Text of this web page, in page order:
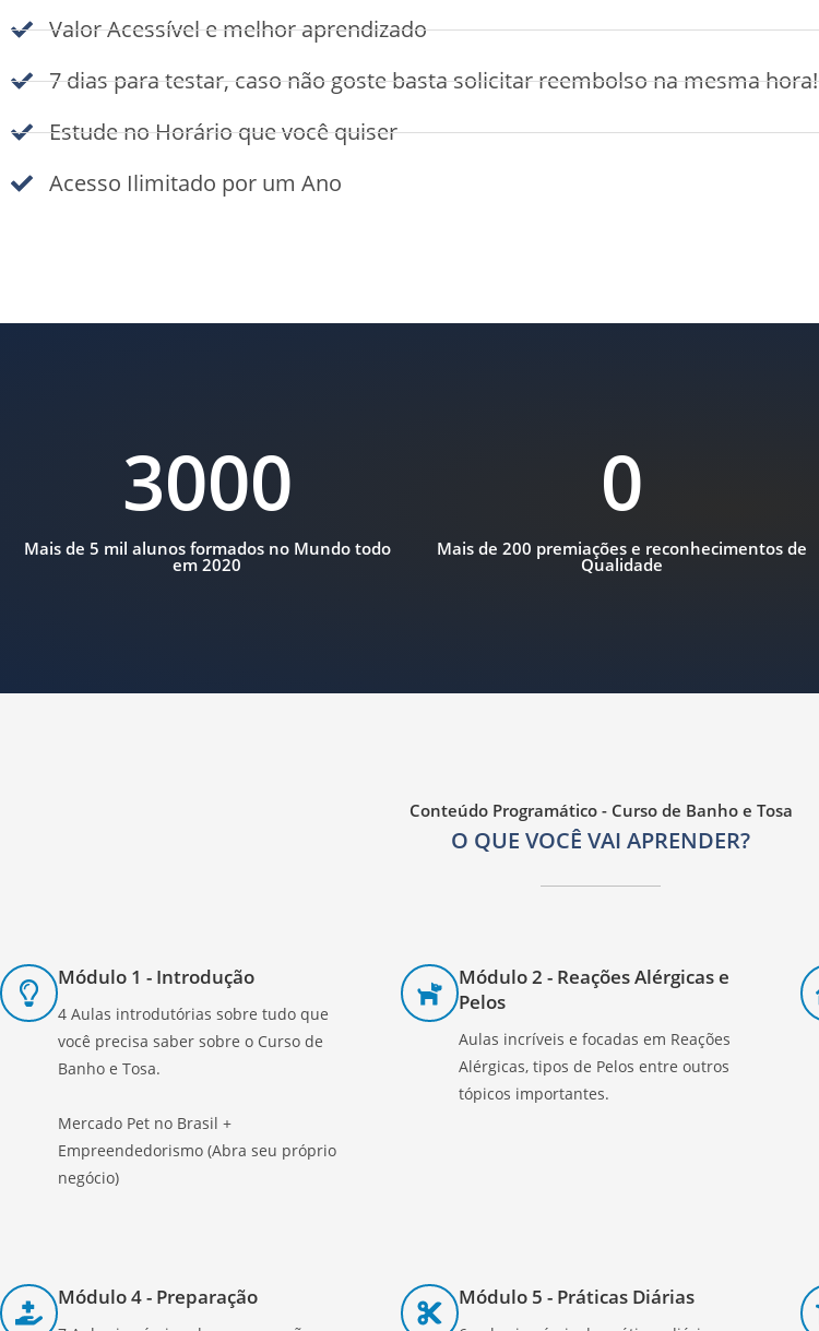
Valor Acessível e melhor aprendizado
7 dias para testar, caso não goste basta solicitar reembolso na mesma hora!
Estude no Horário que você quiser
Acesso Ilimitado por um Ano
3000
Mais de 5 mil alunos formados no Mundo todo
em 2020
0
Mais de 200 premiações e reconhecimentos de
Qualidade
Conteúdo Programático - Curso de Banho e Tosa
O QUE VOCÊ VAI APRENDER?
Módulo 1 - Introdução
4 Aulas introdutórias sobre tudo que
você precisa saber sobre o Curso de
Banho e Tosa.
Mercado Pet no Brasil +
Empreendedorismo (Abra seu próprio
negócio)
Módulo 2 - Reações Alérgicas e
Pelos
Aulas incríveis e focadas em Reações
Alérgicas, tipos de Pelos entre outros
tópicos importantes.
Módulo 4 - Preparação Módulo 5 - Práticas Diárias